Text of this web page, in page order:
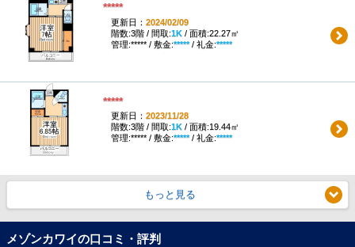
*****
更新日： 2024/02/09
階数:3階 / 間取:1K/ 面積:22.27㎡
管理:***** / 敷金:*****/ 礼金:*****
*****
更新日： 2023/11/28
階数:3階 / 間取:1K/ 面積:19.44㎡
管理:***** / 敷金:*****/ 礼金:*****
もっと見る
メゾンカワイの口コミ・評判